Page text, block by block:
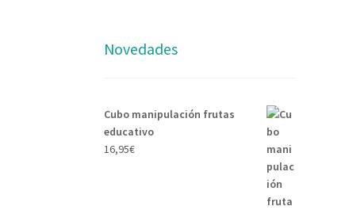
Novedades
Cubo manipulación frutas
educativo
16,95€